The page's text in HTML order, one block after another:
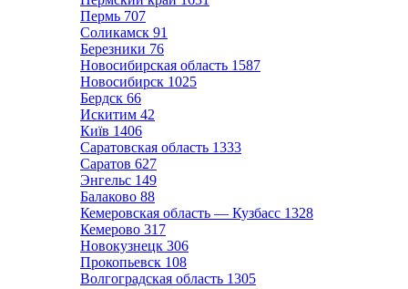
Пермь 707
Соликамск 91
Березники 76
Новосибирская область 1587
Новосибирск 1025
Бердск 66
Искитим 42
Київ 1406
Саратовская область 1333
Саратов 627
Энгельс 149
Балаково 88
Кемеровская область — Кузбасс 1328
Кемерово 317
Новокузнецк 306
Прокопьевск 108
Волгоградская область 1305